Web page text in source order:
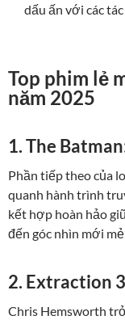
dấu ấn với các
Top phim lẻ
năm 2025
1. The
Phần tiếp theo của
quanh hành trình
kết hợp hoàn hảo
đến góc nhìn mới
2. Extraction 3
Chris Hemsworth